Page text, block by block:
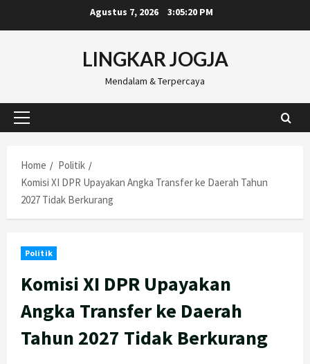
to
Agustus 7, 2026 3:05:21 PM
LINGKAR JOGJA
Mendalam & Terpercaya
Primary
Home
Politik
Komisi XI DPR Upayakan Angka Transfer ke Daerah Tahun
2027 Tidak Berkurang
Politik
Komisi XI DPR Upayakan
Angka Transfer ke Daerah
Tahun 2027 Tidak Berkurang